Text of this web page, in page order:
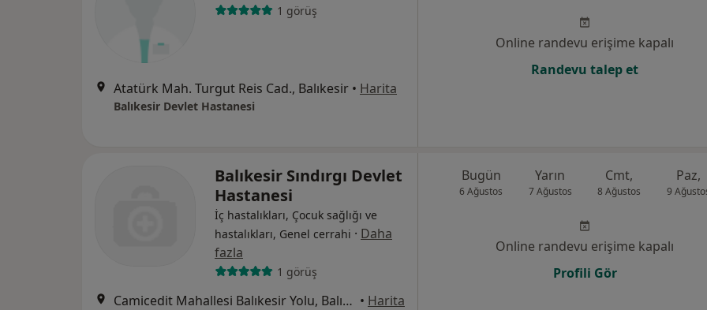
1 görüş
Atatürk Mah. Turgut Reis Cad., Balıkesir • Harita
Balıkesir Devlet Hastanesi
Online randevu erişime kapalı
Randevu talep et
Balıkesir Sındırgı Devlet
Hastanesi
İç hastalıkları, Çocuk sağlığı ve
hastalıkları, Genel cerrahi · Daha
fazla
1 görüş
Camicedit Mahallesi Balıkesir Yolu, Balıkesir • Harita
Bugün
6 Ağustos
Yarın
7 Ağustos
Cmt,
8 Ağustos
Paz,
9
Online randevu erişime kapalı
Profili Gör